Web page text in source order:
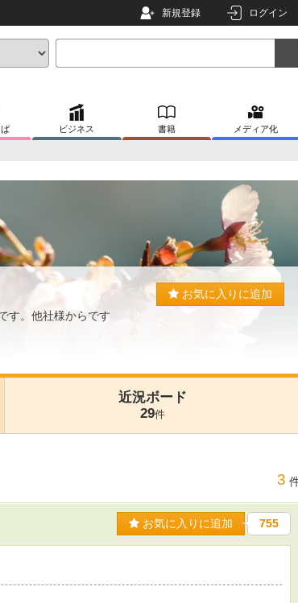
新規登録 ログイン
ビジネス 書籍 メディア化
す。他社様からです
お気に入りに追加
近況ボード
29件
3
お気に入りに追加 755